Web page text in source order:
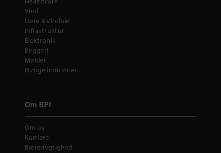
Vind
Døre & Vinduer
Infrastruktur
Elektronik
Byggeri
Møbler
Øvrige industrier
Om BPI
Om os
Karriere
Bæredygtighed